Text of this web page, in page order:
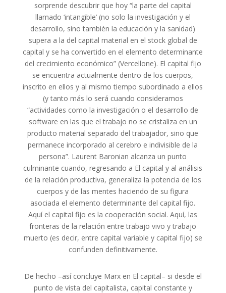
sorprende descubrir que hoy “la parte del capital
llamado ‘intangible’ (no solo la investigación y el
desarrollo, sino también la educación y la sanidad)
supera a la del capital material en el stock global de
capital y se ha convertido en el elemento determinante
del crecimiento económico” (Vercellone). El capital fijo
se encuentra actualmente dentro de los cuerpos,
inscrito en ellos y al mismo tiempo subordinado a ellos
(y tanto más lo será cuando consideramos
“actividades como la investigación o el desarrollo de
software en las que el trabajo no se cristaliza en un
producto material separado del trabajador, sino que
permanece incorporado al cerebro e indivisible de la
persona”. Laurent Baronian alcanza un punto
culminante cuando, regresando a El capital y al análisis
de la relación productiva, generaliza la potencia de los
cuerpos y de las mentes haciendo de su figura
asociada el elemento determinante del capital fijo.
Aquí el capital fijo es la cooperación social. Aquí, las
fronteras de la relación entre trabajo vivo y trabajo
muerto (es decir, entre capital variable y capital fijo) se
confunden definitivamente.
De hecho –así concluye Marx en El capital– si desde el
punto de vista del capitalista, capital constante y